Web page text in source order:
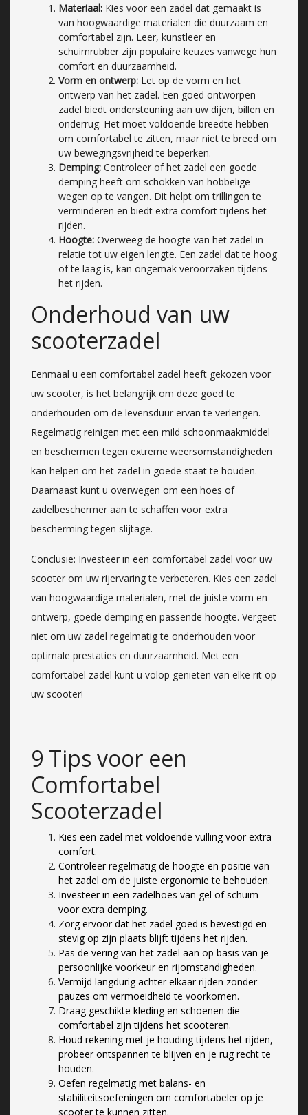
Materiaal: Kies voor een zadel dat gemaakt is
van hoogwaardige materialen die duurzaam en
comfortabel zijn. Leer, kunstleer en
schuimrubber zijn populaire keuzes vanwege hun
comfort en duurzaamheid.
Vorm en ontwerp: Let op de vorm en het
ontwerp van het zadel. Een goed ontworpen
zadel biedt ondersteuning aan uw dijen, billen en
onderrug. Het moet voldoende breedte hebben
om comfortabel te zitten, maar niet te breed om
uw bewegingsvrijheid te beperken.
Demping: Controleer of het zadel een goede
demping heeft om schokken van hobbelige
wegen op te vangen. Dit helpt om trillingen te
verminderen en biedt extra comfort tijdens het
rijden.
Hoogte: Overweeg de hoogte van het zadel in
relatie tot uw eigen lengte. Een zadel dat te hoog
of te laag is, kan ongemak veroorzaken tijdens
het rijden.
Onderhoud van uw
scooterzadel
Eenmaal u een comfortabel zadel heeft gekozen voor
uw scooter, is het belangrijk om deze goed te
onderhouden om de levensduur ervan te verlengen.
Regelmatig reinigen met een mild schoonmaakmiddel
en beschermen tegen extreme weersomstandigheden
kan helpen om het zadel in goede staat te houden.
Daarnaast kunt u overwegen om een hoes of
zadelbeschermer aan te schaffen voor extra
bescherming tegen slijtage.
Conclusie: Investeer in een comfortabel zadel voor uw
scooter om uw rijervaring te verbeteren. Kies een zadel
van hoogwaardige materialen, met de juiste vorm en
ontwerp, goede demping en passende hoogte. Vergeet
niet om uw zadel regelmatig te onderhouden voor
optimale prestaties en duurzaamheid. Met een
comfortabel zadel kunt u volop genieten van elke rit op
uw scooter!
9 Tips voor een
Comfortabel
Scooterzadel
Kies een zadel met voldoende vulling voor extra
comfort.
Controleer regelmatig de hoogte en positie van
het zadel om de juiste ergonomie te behouden.
Investeer in een zadelhoes van gel of schuim
voor extra demping.
Zorg ervoor dat het zadel goed is bevestigd en
stevig op zijn plaats blijft tijdens het rijden.
Pas de vering van het zadel aan op basis van je
persoonlijke voorkeur en rijomstandigheden.
Vermijd langdurig achter elkaar rijden zonder
pauzes om vermoeidheid te voorkomen.
Draag geschikte kleding en schoenen die
comfortabel zijn tijdens het scooteren.
Houd rekening met je houding tijdens het rijden,
probeer ontspannen te blijven en je rug recht te
houden.
Oefen regelmatig met balans- en
stabiliteitsoefeningen om comfortabeler op je
scooter te kunnen zitten.